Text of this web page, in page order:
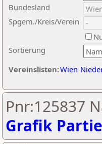
Sortierung
Bundesland
Spgem./Kreis/Verein
Vereinslisten:Wien
Pnr:125837
Grafik